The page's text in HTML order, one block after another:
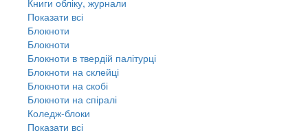
Книги обліку, журнали
Показати всі
Блокноти
Блокноти
Блокноти в твердій палітурці
Блокноти на склейці
Блокноти на скобі
Блокноти на спіралі
Коледж-блоки
Показати всі